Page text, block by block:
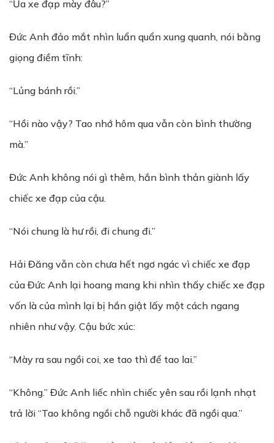
“Ủa xe đạp mày đâu?”
Đức Anh đảo mắt nhìn luẩn quẩn xung quanh, nói bằng
giọng điềm tĩnh:
“Lủng bánh rồi.”
“Hồi nào vậy? Tao nhớ hôm qua vẫn còn bình thường
mà.”
Đức Anh không nói gì thêm, hắn bình thản giành lấy
chiếc xe đạp của cậu.
“Nói chung là hư rồi, đi chung đi.”
Hải Đăng vẫn còn chưa hết ngơ ngác vì chiếc xe đạp
của Đức Anh lại hoang mang khi nhìn thấy chiếc xe đạp
vốn là của mình lại bị hắn giật lấy một cách ngang
nhiên như vậy. Cậu bức xúc:
“Mày ra sau ngồi coi, xe tao thì để tao lai.”
“Không.” Đức Anh liếc nhìn chiếc yên sau rồi lạnh nhạt
trả lời “Tao không ngồi chỗ người khác đã ngồi qua.”